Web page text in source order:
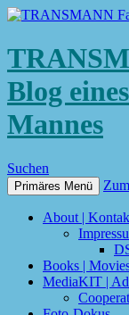
Blog
Mannes
Suchen
Primäres Menü
About |
Books |
MediaKIT |